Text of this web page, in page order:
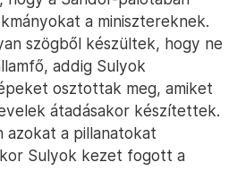
a minisztereknek.
szögből készültek, hogy ne
addig Sulyok
osztottak meg, amiket
átadásakor készítettek.
a pillanatokat
Sulyok kezet fogott a